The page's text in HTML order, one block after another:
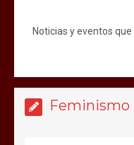
Noticias y eventos
Feminismo